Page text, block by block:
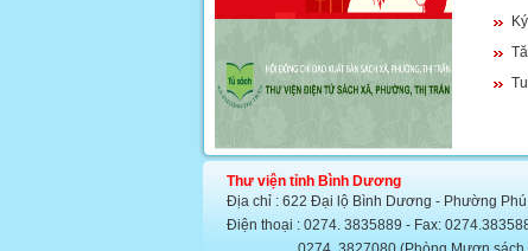
Thư viện tỉnh Bình Dương
Địa chỉ : 622 Đại lộ Bình Dương - Phường
Điện thoại : 0274. 3835889 - Fax: